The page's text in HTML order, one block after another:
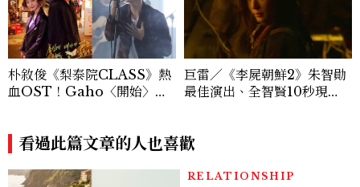
朴敘俊《梨泰院CLASS》熱
血OST！Gaho〈開始〉超
巨雷／《李屍朝鮮2》朱智勛
最佳演出、全智賢10秒現
看過此篇文章的人也喜歡
RELATIONSHIP